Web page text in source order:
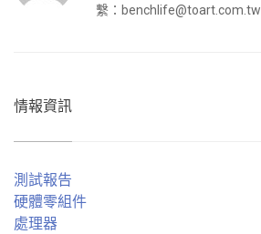
繫： benchlife@toart.com.tw
情報資訊
測試報告
硬體零組件
處理器